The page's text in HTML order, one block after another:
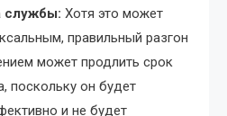
службы: Хотя это может
правильный разгон
может продлить срок
поскольку он будет
и не будет